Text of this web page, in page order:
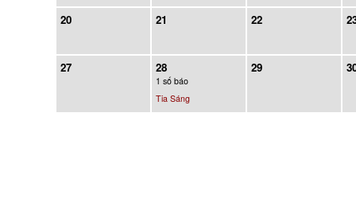
20 21 22
27 28
1 số báo
Tia Sáng
29